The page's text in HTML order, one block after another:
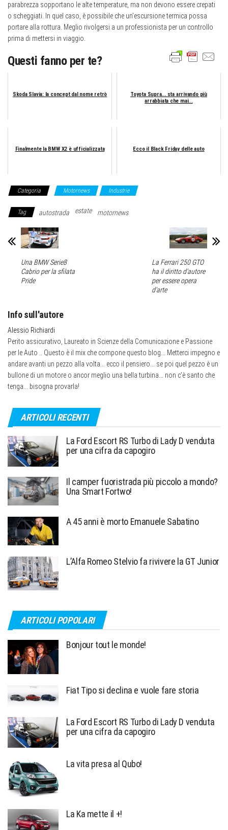
parabrezza sopportano le alte temperature, ma non devono essere crepati
o scheggiati. In quel caso, è possibile che un’escursione termica possa
portare alla rottura. Meglio rivolgersi a un professionista per un controllo
prima di mettersi in viaggio.
Questi fanno per te?
Skoda Slavia: la concept dal nome retrò
Toyota Supra... sta arrivando più
arrabbiata che mai...
Finalmente la BMW X2 è ufficializzata Ecco il Black Friday delle auto
Categoria Motornews Industrie
Tag autostrada estate motornews
Una BMW Serie8
Cabrio per la sfilata
Pride
La Ferrari 250 GTO
ha il diritto d’autore
per essere opera
d’arte
Info sull'autore
Alessio Richiardi
Perito assicurativo, Laureato in Scienze della Comunicazione e Passione
per le Auto .. Questo è il mix che compone questo blog... Metterci impegno e
andare avanti un pezzo alla volta... ecco il pensiero... se poi quel pezzo è un
bullone di un motore o ancor meglio una bella turbina... non c’è santo che
tenga... bisogna provarla!
ARTICOLI RECENTI
La Ford Escort RS Turbo di Lady D venduta
per una cifra da capogiro
Il camper fuoristrada più piccolo a mondo?
Una Smart Fortwo!
A 45 anni è morto Emanuele Sabatino
L’Alfa Romeo Stelvio fa rivivere la GT Junior
ARTICOLI POPOLARI
Bonjour tout le monde!
Fiat Tipo si declina e vuole fare storia
La Ford Escort RS Turbo di Lady D venduta
per una cifra da capogiro
La vita presa al Qubo!
La Ka mette il +!